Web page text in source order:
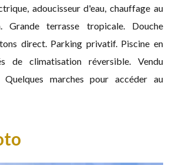
adoucisseur d'eau, chauffage au
Grande terrasse tropicale. Douche
direct. Parking privatif. Piscine en
de climatisation réversible. Vendu
Quelques marches pour accéder au